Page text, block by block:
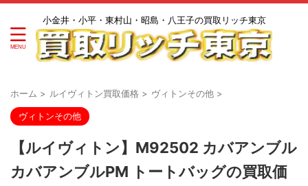
小金井・小平・東村山・昭島・八王子の買取リッチ東京
ホーム > ルイヴィトン買取価格 > ヴィトンその他 >
ヴィトンその他
【ルイヴィトン】M92502 カバアンブル
カバアンブルPM トートバッグの買取価